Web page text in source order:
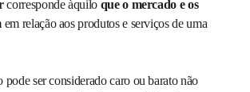
corresponde àquilo que o mercado e os
em relação aos produtos e serviços de uma
ser considerado caro ou barato não